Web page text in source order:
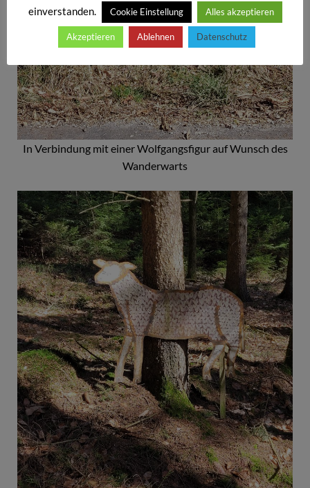
In Verbindung mit einer Wolfgangsfigur auf Wunsch des
Wanderwarts
einverstanden.
Cookie Einstellung Alles akzeptieren
Akzeptieren Ablehnen Datenschutz